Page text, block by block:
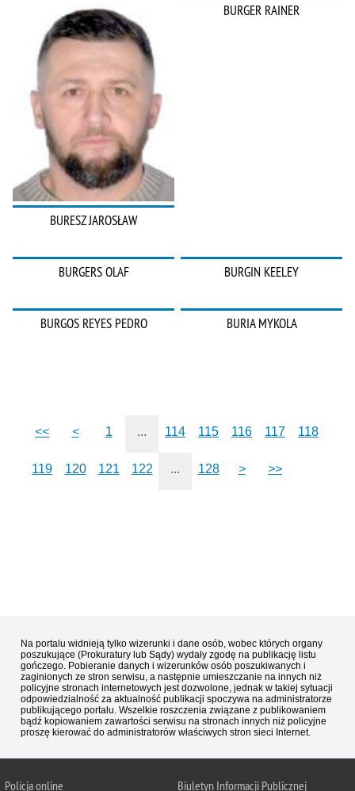
BURESZ JAROSŁAW
BURGER RAINER
BURGERS OLAF BURGIN KEELEY
BURGOS REYES PEDRO BURIA MYKOLA
<< < 1 ... 114 115 116 117 118
119 120 121 122 ... 128 > >>
Na portalu widnieją tylko wizerunki i dane osób, wobec których organy
poszukujące (Prokuratury lub Sądy) wydały zgodę na publikację listu
gończego. Pobieranie danych i wizerunków osób poszukiwanych i
zaginionych ze stron serwisu, a następnie umieszczanie na innych niż
policyjne stronach internetowych jest dozwolone, jednak w takiej sytuacji
odpowiedzialność za aktualność publikacji spoczywa na administratorze
publikującego portalu. Wszelkie roszczenia związane z publikowaniem
bądź kopiowaniem zawartości serwisu na stronach innych niż policyjne
proszę kierować do administratorów właściwych stron sieci Internet.
Policjaonline Biuletyn Informacji Publicznej